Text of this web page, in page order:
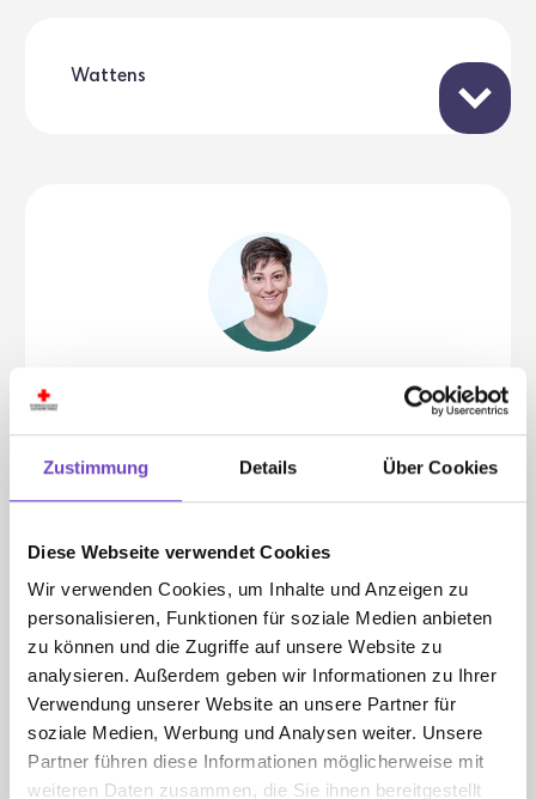
Zustimmung Details Über Cookies
Diese Webseite verwendet Cookies
Wir verwenden Cookies, um Inhalte und Anzeigen zu
personalisieren, Funktionen für soziale Medien anbieten
zu können und die Zugriffe auf unsere Website zu
analysieren. Außerdem geben wir Informationen zu Ihrer
Verwendung unserer Website an unsere Partner für
soziale Medien, Werbung und Analysen weiter. Unsere
Partner führen diese Informationen möglicherweise mit
weiteren Daten zusammen, die Sie ihnen bereitgestellt
Wattens
& Zusammen in Tirol
Jugendrotkreuz Tirol
Rennweg 1, Hofburg 108
6020 Innsbruck
+43 512 58 24 67 - 18
nina.walch@jrktirol.at